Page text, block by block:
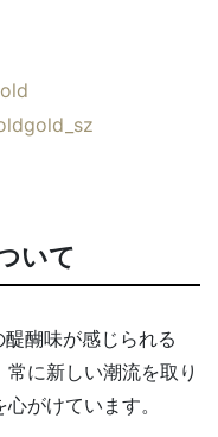
いて
醐味が感じられる
常に新しい潮流を取り
がけています。